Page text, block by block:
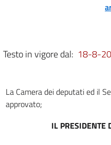
8
Testo in vigore dal: 18-8-
La Camera dei deputati ed il
approvato;
IL PRESIDENTE